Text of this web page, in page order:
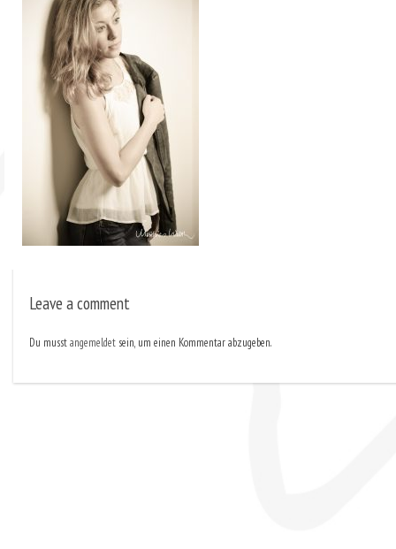
Leave a comment
Du musstangemeldet sein, um einen Kommentar abzugeben.